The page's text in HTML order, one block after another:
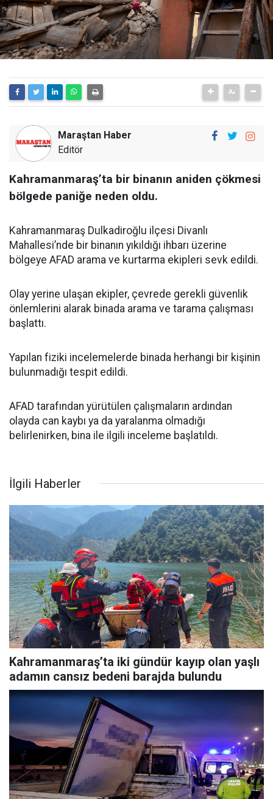
Maraştan Haber
Editör
Kahramanmaraş’ta bir binanın aniden çökmesi
bölgede paniğe neden oldu.
Kahramanmaraş Dulkadiroğlu ilçesi Divanlı
Mahallesi’nde bir binanın yıkıldığı ihbarı üzerine
bölgeye AFAD arama ve kurtarma ekipleri sevk edildi.
Olay yerine ulaşan ekipler, çevrede gerekli güvenlik
önlemlerini alarak binada arama ve tarama çalışması
başlattı.
Yapılan fiziki incelemelerde binada herhangi bir kişinin
bulunmadığı tespit edildi.
AFAD tarafından yürütülen çalışmaların ardından
olayda can kaybı ya da yaralanma olmadığı
belirlenirken, bina ile ilgili inceleme başlatıldı.
İlgili Haberler
Kahramanmaraş’ta iki gündür kayıp olan yaşlı
adamın cansız bedeni barajda bulundu